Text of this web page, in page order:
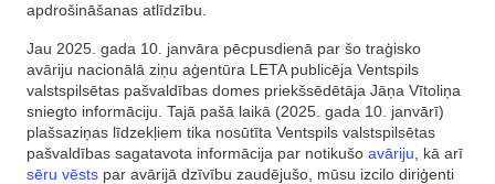
apdrošināšanas atlīdzību.
Jau 2025. gada 10. janvāra pēcpusdienā par šo traģisko
avāriju nacionālā ziņu aģentūra LETA publicēja Ventspils
valstspilsētas pašvaldības domes priekšsēdētāja Jāņa Vītoliņa
sniegto informāciju. Tajā pašā laikā (2025. gada 10. janvārī)
plašsaziņas līdzekļiem tika nosūtīta Ventspils valstspilsētas
pašvaldības sagatavota informācija par notikušo avāriju , kā arī
sēru vēsts par avārijā dzīvību zaudējušo, mūsu izcilo diriģenti